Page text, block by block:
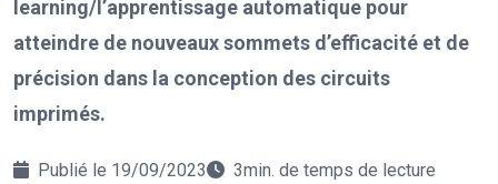
learning/l’apprentissage automatique pour
atteindre de nouveaux sommets d’efficacité et de
précision dans la conception des circuits
imprimés.
Publié le 19/09/2023 3min. de temps de lecture